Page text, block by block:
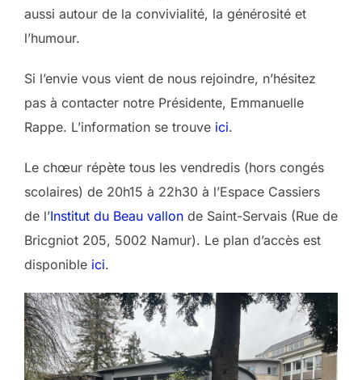
aussi autour de la convivialité, la générosité et
l’humour.
Si l’envie vous vient de nous rejoindre, n’hésitez
pas à contacter notre Présidente, Emmanuelle
Rappe. L’information se trouve ici.
Le chœur répète tous les vendredis (hors congés
scolaires) de 20h15 à 22h30 à l’Espace Cassiers
de l’Institut du Beau vallon de Saint-Servais (Rue de
Bricgniot 205, 5002 Namur). Le plan d’accès est
disponible ici.